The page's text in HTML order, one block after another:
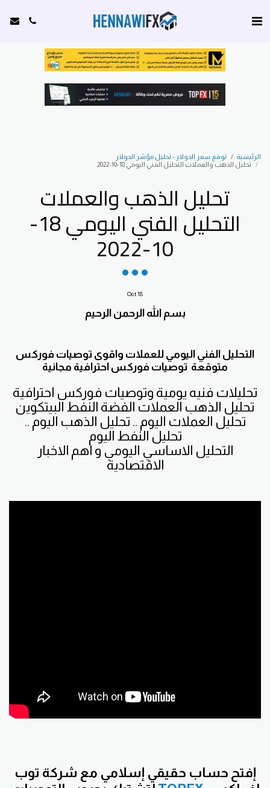
الرئيسية
توقع سعر الدولار - تحليل مؤشر الدولار
تحليل الذهب والعملات التحليل الفني اليومي 18-10-2022
تحليل الذهب والعملات
التحليل الفني اليومي 18-
10-2022
18
Oct
بسم الله الرحمن الرحيم
التحليل الفني اليومي للعملات واقوى توصيات فوركس
متوقعة توصيات فوركس احترافية مجانية
تحليلات فنيه يومية وتوصيات فوركس احترافية
تحليل النفط اليوم
الاقتصادية
إفتح حساب حقيقي إسلامي مع شركة توب